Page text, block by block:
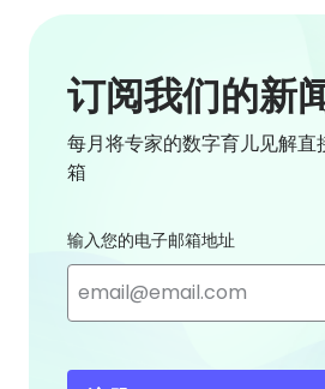
订阅我们的新
每月将专家的数字育儿见解直
箱
输入您的电子邮箱地址